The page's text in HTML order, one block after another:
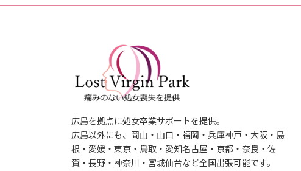
広島を拠点に処女卒業サポートを提供。
広島以外にも、岡山・山口・福岡・兵庫神戸・大阪・島
根・愛媛・東京・鳥取・愛知名古屋・京都・奈良・佐
賀・長野・神奈川・宮城仙台など全国出張可能です。